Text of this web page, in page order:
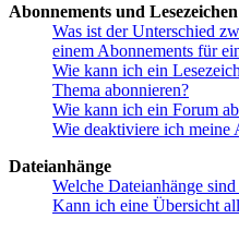
Abonnements und Lesezeichen
Was ist der Unterschied
einem Abonnements für
Wie kann ich ein
Thema abonnieren?
Wie kann ich ein Forum
Wie deaktiviere ich meine
Dateianhänge
Welche Dateianhänge
Kann ich eine Übersicht